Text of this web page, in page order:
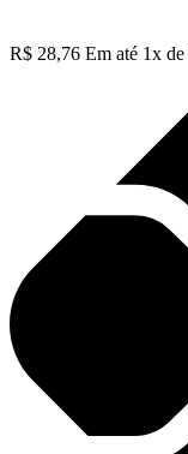
R$ 28,76 Em até 1x de